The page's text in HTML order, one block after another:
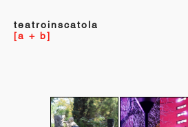
teatroinscatola
[a + b]